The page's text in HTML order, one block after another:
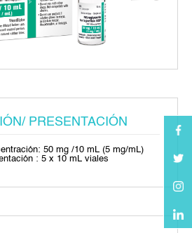
PRESENTACIÓN
50 mg /10 mL (5 mg/mL)
: 5 x 10 mL viales